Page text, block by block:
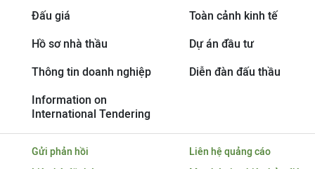
Đấu giá Toàn cảnh kinh tế
Hồ sơ nhà thầu Dự án đầu tư
Thông tin doanh nghiệp Diễn đàn đấu thầu
Information on
International Tendering
Gửi phản hồi
Liên hệ quảng cáo